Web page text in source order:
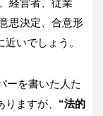
思決定、合意形
いでしょう。
ーを書いた人た
ますが、 “法的